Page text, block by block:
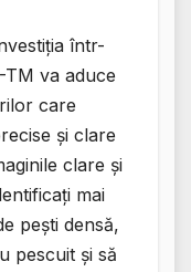
într-
va aduce
care
și clare
clare și
mai
pești densă,
pescuit și să